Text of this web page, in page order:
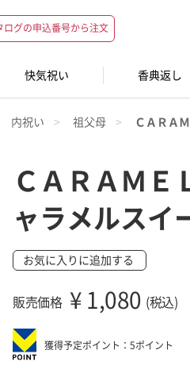
ログの申込番号から注文
快気祝い 香典返し
内祝い 祖父母 ＣＡＲＡ
ＣＡＲＡＭ
ャラメルスイ
お気に入りに追加する
販売価格 ¥ 1,080 (税込)
獲得予定ポイント：5ポイント